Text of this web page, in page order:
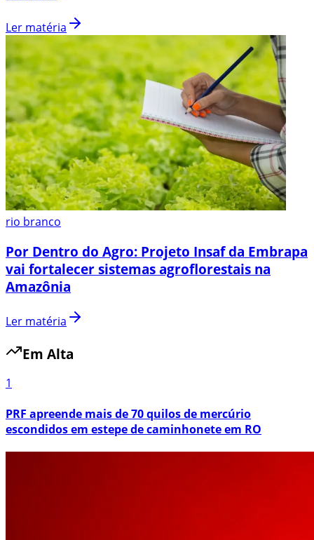
Ler matéria
rio branco
Por Dentro do Agro: Projeto Insaf da Embrapa
vai fortalecer sistemas agroflorestais na
Amazônia
Ler matéria
Em Alta
1
PRF apreende mais de 70 quilos de mercúrio
escondidos em estepe de caminhonete em RO